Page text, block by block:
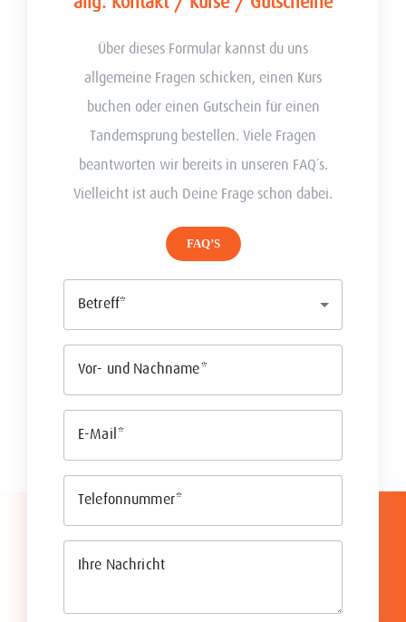
Über dieses Formular kannst du uns
allgemeine Fragen schicken, einen Kurs
buchen oder einen Gutschein für einen
Tandemsprung bestellen. Viele Fragen
beantworten wir bereits in unseren FAQ´s.
Vielleicht ist auch Deine Frage schon dabei.
FAQ’S
Betreff
Vor- und Nachname
E-Mail
Telefonnummer
Ihre Nachricht